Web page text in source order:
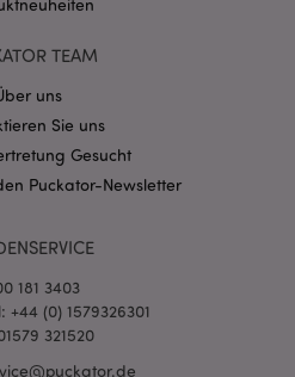
TEAM
uns
Sie uns
Gesucht
Puckator-Newsletter
181 3403
(0) 1579326301
321520
von Google